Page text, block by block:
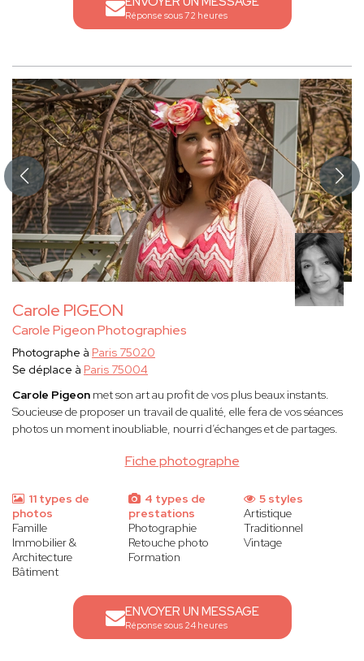
Réponse sous 72 heures
Carole PIGEON
Carole Pigeon Photographies
Fiche photographe
Photographe à Paris 75020
Se déplace à Paris 75004
Carole Pigeon met son art au profit de vos plus beaux instants.
Soucieuse de proposer un travail de qualité, elle fera de vos séances
photos un moment inoubliable, nourri d’échanges et de partages.
11 types de
photos
Famille
Immobilier &
Architecture
Bâtiment
4 types de
prestations
Photographie
Retouche photo
Formation
5 styles
Artistique
Traditionnel
Vintage
ENVOYER UN MESSAGE
Réponse sous 24 heures